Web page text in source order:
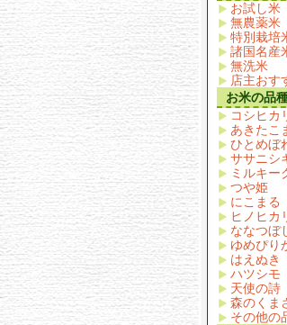
お試し米
無農薬米
特別栽培
諸国名産
無洗米
店主おす
お米の品
コシヒカ
あきたこ
ひとめぼ
ササニシ
ミルキー
つや姫
にこまる
ヒノヒカ
ななつぼ
ゆめぴり
はえぬき
ハツシモ
天使の詩
森のくま
その他の